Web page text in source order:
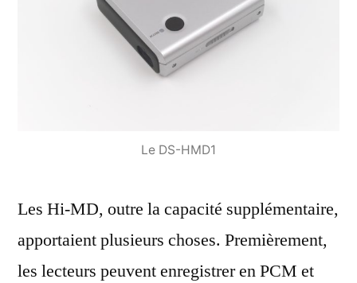
Le DS-HMD1
Les Hi-MD, outre la capacité supplémentaire,
apportaient plusieurs choses. Premièrement,
les lecteurs peuvent enregistrer en PCM et